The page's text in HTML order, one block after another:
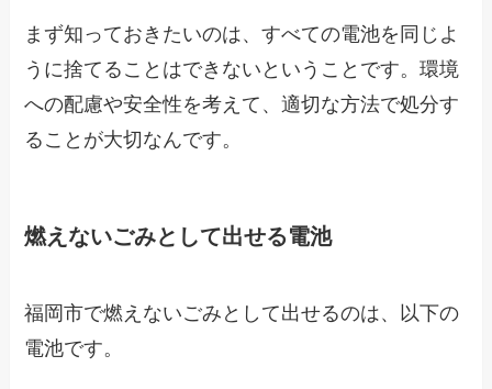
まず知っておきたいのは、すべての電池を同じよ
うに捨てることはできないということです。環境
への配慮や安全性を考えて、適切な方法で処分す
ることが大切なんです。
燃えないごみとして出せる電池
福岡市で燃えないごみとして出せるのは、以下の
電池です。